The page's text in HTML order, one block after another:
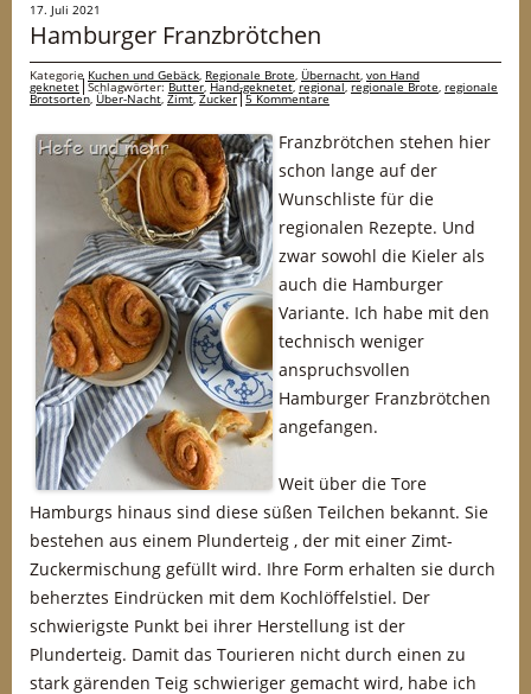
17. Juli 2021
Hamburger Franzbrötchen
Kategorie Kuchen und Gebäck, Regionale Brote, Übernacht, von Hand
geknetet Schlagwörter:Butter,Hand-geknetet, regional,regionale Brote, regionale
Brotsorten, Über-Nacht, Zimt,Zucker 5 Kommentare
Franzbrötchen stehen hier
schon lange auf der
Wunschliste für die
regionalen Rezepte. Und
zwar sowohl die Kieler als
auch die Hamburger
Variante. Ich habe mit den
technisch weniger
anspruchsvollen
Hamburger Franzbrötchen
angefangen.
Weit über die Tore
Hamburgs hinaus sind diese süßen Teilchen bekannt. Sie
bestehen aus einem Plunderteig , der mit einer Zimt-
Zuckermischung gefüllt wird. Ihre Form erhalten sie durch
beherztes Eindrücken mit dem Kochlöffelstiel. Der
schwierigste Punkt bei ihrer Herstellung ist der
Plunderteig. Damit das Tourieren nicht durch einen zu
stark gärenden Teig schwieriger gemacht wird, habe ich